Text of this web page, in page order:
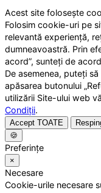
Acest site folosește
Folosim cookie-uri pe
relevantă experiență,
dumneavoastră. Prin
acord”, sunteți de
De asemenea, puteți
apăsarea butonului
utilizării Site-ului web
Condiții.
Accept TOATE
🍪
Preferințe
×
Necesare
Cookie-urile necesare